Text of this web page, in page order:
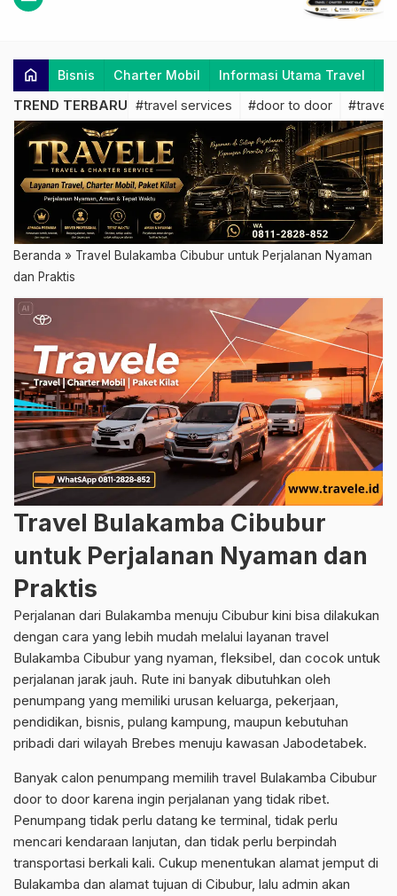
home Bisnis Charter Mobil Informasi Utama Travel
TREND TERBARU #travel services #door to door #travel
Beranda » Travel Bulakamba Cibubur untuk Perjalanan Nyaman
dan Praktis
Travel Bulakamba Cibubur
untuk Perjalanan Nyaman dan
Praktis
Perjalanan dari Bulakamba menuju Cibubur kini bisa dilakukan
dengan cara yang lebih mudah melalui layanan travel
Bulakamba Cibubur yang nyaman, fleksibel, dan cocok untuk
perjalanan jarak jauh. Rute ini banyak dibutuhkan oleh
penumpang yang memiliki urusan keluarga, pekerjaan,
pendidikan, bisnis, pulang kampung, maupun kebutuhan
pribadi dari wilayah Brebes menuju kawasan Jabodetabek.
Banyak calon penumpang memilih travel Bulakamba Cibubur
door to door karena ingin perjalanan yang tidak ribet.
Penumpang tidak perlu datang ke terminal, tidak perlu
mencari kendaraan lanjutan, dan tidak perlu berpindah
transportasi berkali kali. Cukup menentukan alamat jemput di
Bulakamba dan alamat tujuan di Cibubur, lalu admin akan